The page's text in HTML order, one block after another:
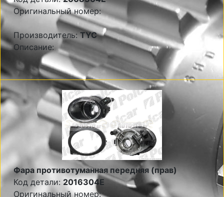
Оригинальный номер:
Производитель:TYC
Описание:
Фара противотуманная передняя (прав)
Код детали: 2016304E
Оригинальный номер: